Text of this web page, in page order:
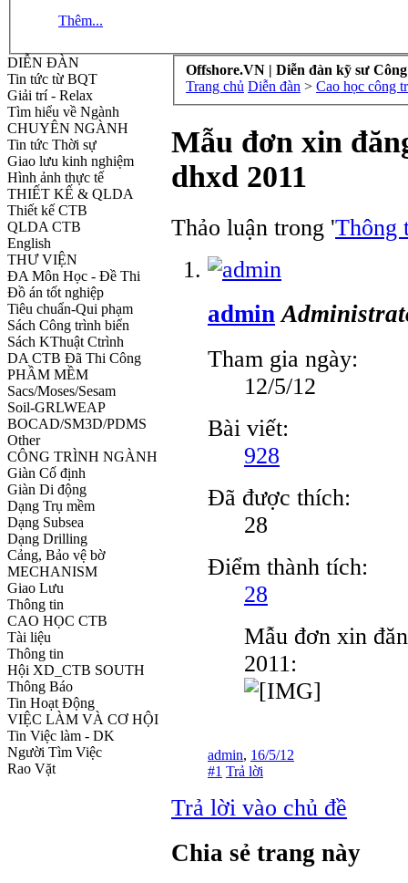
Thêm...
DIỄN ĐÀN
Tin tức từ BQT
Giải trí - Relax
Tìm hiểu về Ngành
CHUYÊN NGÀNH
Tin tức Thời sự
Giao lưu kinh nghiệm
Hình ảnh thực tế
THIẾT KẾ & QLDA
Thiết kế CTB
QLDA CTB
English
THƯ VIỆN
ĐA Môn Học - Đề Thi
Đồ án tốt nghiệp
Tiêu chuẩn-Qui phạm
Sách Công trình biển
Sách KThuật Ctrình
DA CTB Đã Thi Công
PHẦM MỀM
Sacs/Moses/Sesam
Soil-GRLWEAP
BOCAD/SM3D/PDMS
Other
CÔNG TRÌNH NGÀNH
Giàn Cố định
Giàn Di động
Dạng Trụ mềm
Dạng Subsea
Dạng Drilling
Cảng, Bảo vệ bờ
MECHANISM
Giao Lưu
Thông tin
CAO HỌC CTB
Tài liệu
Thông tin
Hội XD_CTB SOUTH
Thông Báo
Tin Hoạt Động
VIỆC LÀM VÀ CƠ HỘI
Tin Việc làm - DK
Người Tìm Việc
Rao Vặt
Offshore.VN | Diễn đàn kỹ sư
Trang chủ Diễn đàn > Cao học công
Mẫu đơn xin
dhxd 2011
Thảo luận trong 'Thông
admin
Tham gia ngày:
12/5/12
Bài viết:
928
Đã được thích:
28
Điểm thành tích:
28
Mẫu đơn xin
2011:
admin, 16/5/12
#1 Trả lời
Trả lời vào chủ đề
Chia sẻ trang này